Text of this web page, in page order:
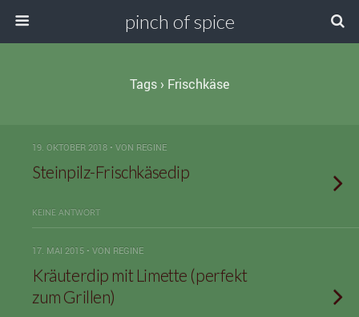
pinch of spice
Tags › Frischkäse
19. OKTOBER 2018 • VON REGINE
Steinpilz-Frischkäsedip
KEINE ANTWORT
17. MAI 2015 • VON REGINE
Kräuterdip mit Limette (perfekt
zum Grillen)